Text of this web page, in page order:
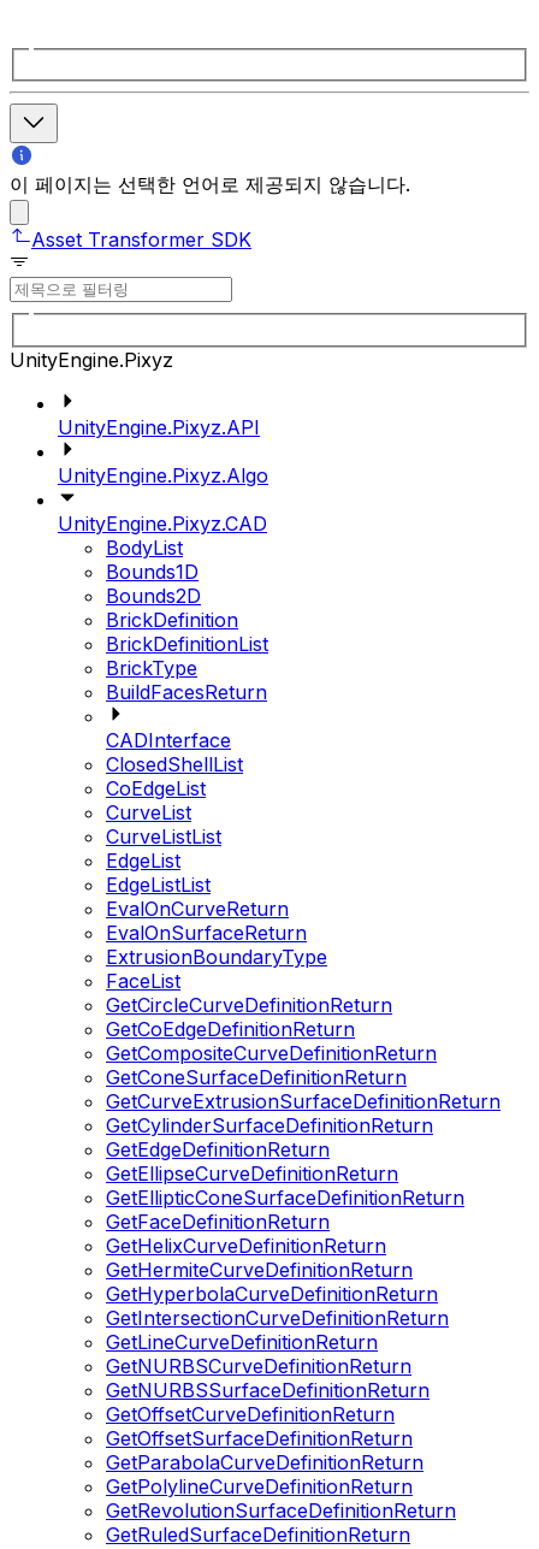
이 페이지는 선택한 언어로 제공되지 않습니다.
Asset Transformer SDK
UnityEngine.Pixyz
UnityEngine.Pixyz.API
UnityEngine.Pixyz.Algo
UnityEngine.Pixyz.CAD
BodyList
Bounds1D
Bounds2D
BrickDefinition
BrickDefinitionList
BrickType
BuildFacesReturn
CADInterface
ClosedShellList
CoEdgeList
CurveList
CurveListList
EdgeList
EdgeListList
EvalOnCurveReturn
EvalOnSurfaceReturn
ExtrusionBoundaryType
FaceList
GetCircleCurveDefinitionReturn
GetCoEdgeDefinitionReturn
GetCompositeCurveDefinitionReturn
GetConeSurfaceDefinitionReturn
GetCurveExtrusionSurfaceDefinitionReturn
GetCylinderSurfaceDefinitionReturn
GetEdgeDefinitionReturn
GetEllipseCurveDefinitionReturn
GetEllipticConeSurfaceDefinitionReturn
GetFaceDefinitionReturn
GetHelixCurveDefinitionReturn
GetHermiteCurveDefinitionReturn
GetHyperbolaCurveDefinitionReturn
GetIntersectionCurveDefinitionReturn
GetLineCurveDefinitionReturn
GetNURBSCurveDefinitionReturn
GetNURBSSurfaceDefinitionReturn
GetOffsetCurveDefinitionReturn
GetOffsetSurfaceDefinitionReturn
GetParabolaCurveDefinitionReturn
GetPolylineCurveDefinitionReturn
GetRevolutionSurfaceDefinitionReturn
GetRuledSurfaceDefinitionReturn